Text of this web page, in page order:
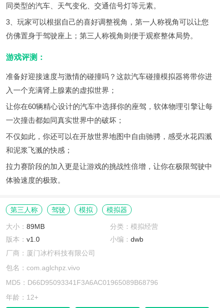
同类型的汽车、天气变化、交通信号灯等元素。
3、玩家可以根据自己的喜好调整视角，第一人称视角可以让您
仿佛置身于驾驶座上；第三人称视角则便于观察整体局势。
游戏评测：
准备好迎接速度与激情的碰撞吗？这款汽车碰撞模拟器将带你进
入一个充满肾上腺素的虚拟世界；
让你在60辆精心设计的汽车中选择你的座驾，软体物理引擎让每
一次撞击都如同真实世界中的破坏；
不仅如此，你还可以在开放世界地图中自由驰骋，感受水花四溅
和泥浆飞溅的快感；
拉力赛阶段的加入更是让游戏的挑战性倍增，让你在极限驾驶中
体验速度的极致。
第三人称 驾驶 模拟 模拟器
大小： 89MB
分类：模拟经营
版本： v1.0 小编： dwb
厂商：厦门冰柠科技有限公司
包名：com.aglchpz.vivo
MD5：D66D95093341F3A6AC01965089B68796
年龄：12+